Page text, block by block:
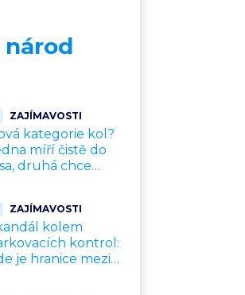
ZAJÍMAVOSTI
kategorie kol?
míří čistě do
druhá chce
názory
ZAJÍMAVOSTI
kolem
kontrol:
je hranice mezi